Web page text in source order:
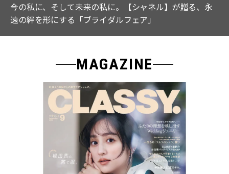
今の私に、そして未来の私に。【シャネル】が贈る、永
遠の絆を形にする「ブライダルフェア」
MAGAZINE